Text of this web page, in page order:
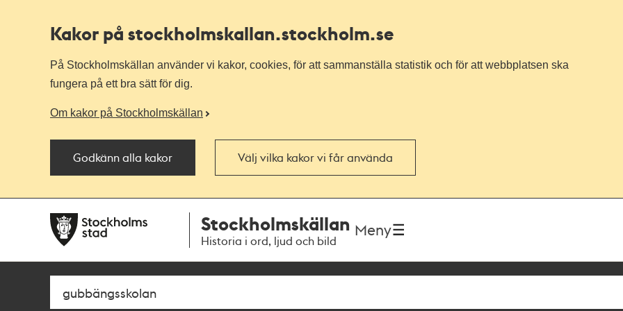
Kakor på stockholmskallan.stockholm.se
På Stockholmskällan använder vi kakor, cookies, för att sammanställa statistik och för att webbplatsen ska
fungera på ett bra sätt för dig.
Om kakor på Stockholmskällan
Godkänn alla kakor Välj vilka kakor vi får använda
navigationen
huvudinnehållet
Stockholmskällan
Historia i ord, ljud och bild
Meny
Sök